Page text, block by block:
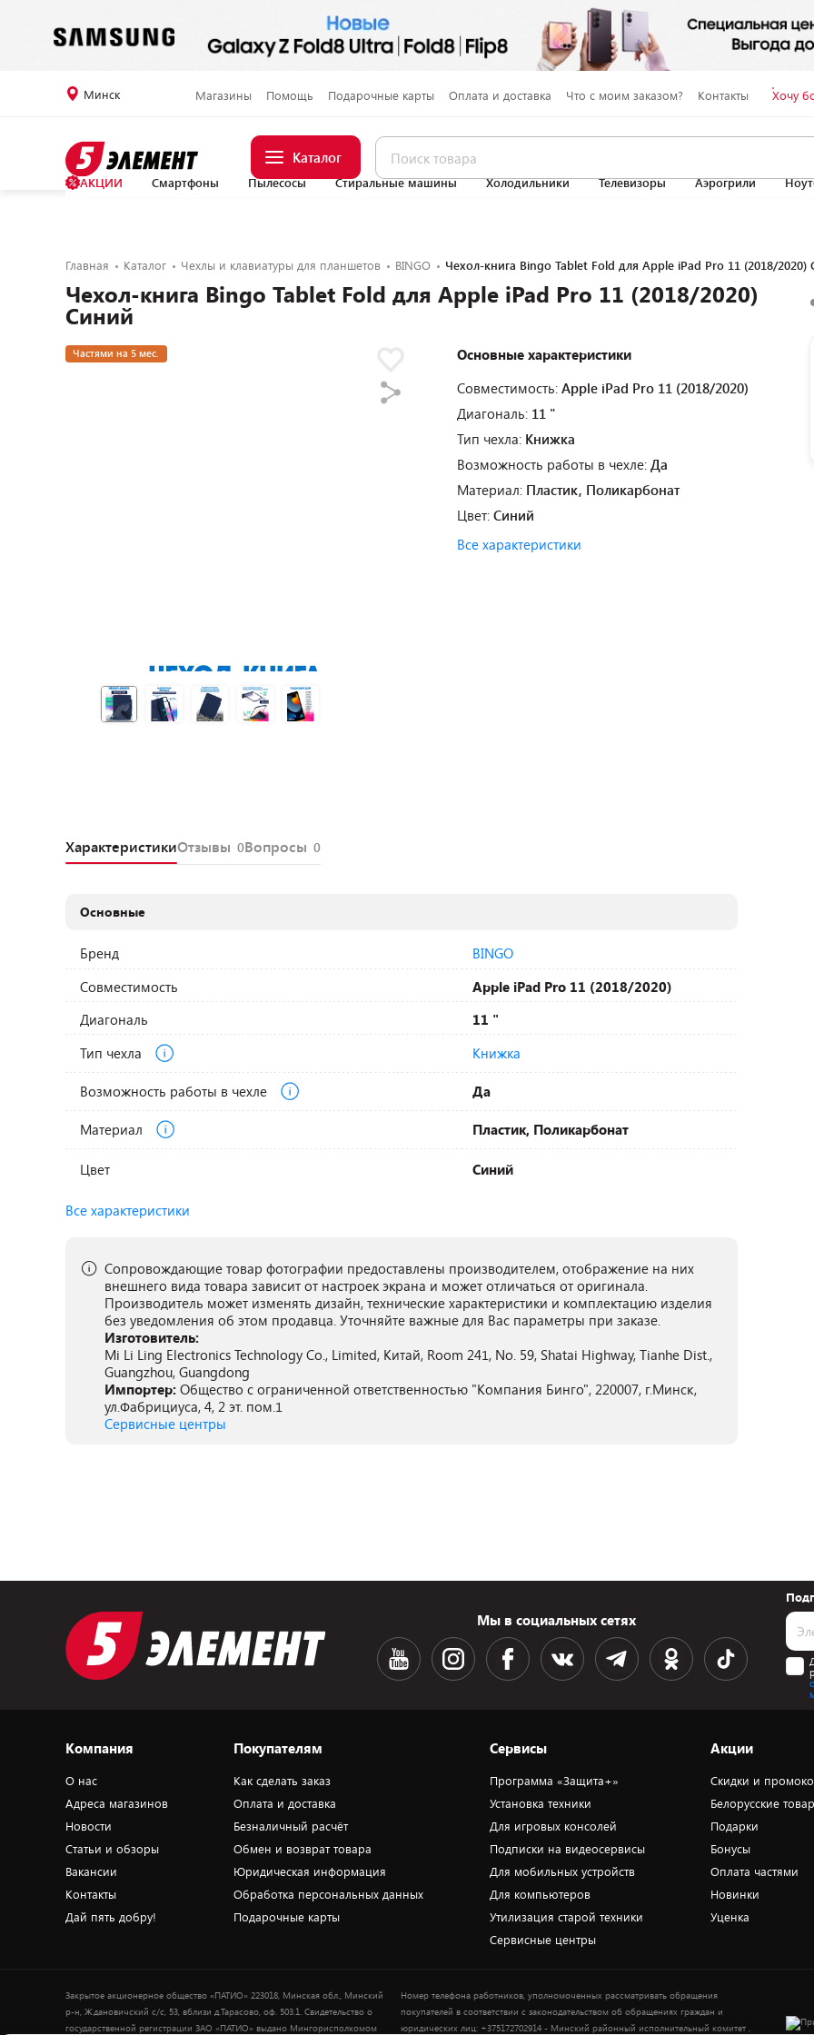
Минск Магазины Помощь Подарочные карты Оплата и доставка Что с моим заказом? Контакты Хочу
Каталог
АКЦИИ Смартфоны Пылесосы Стиральные машины Холодильники Телевизоры Аэрогрили
Главная Каталог Чехлы и клавиатуры для планшетов BINGO Чехол-книга Bingo Tablet Fold для Apple iPad Pro 11 (2018/2020)
Чехол-книга Bingo Tablet Fold для Apple iPad Pro 11 (2018/2020)
Синий
Частями на 5 мес.
Основные характеристики
Совместимость: Apple iPad Pro 11 (2018/2020)
Диагональ: 11 "
Тип чехла: Книжка
Возможность работы в чехле: Да
Материал: Пластик, Поликарбонат
Цвет: Синий
Все характеристики
ХарактеристикиОтзывы 0Вопросы 0
Основные
Бренд
BINGO
Совместимость
Apple iPad Pro 11 (2018/2020)
Диагональ
11 "
Тип чехла
Книжка
Возможность работы в чехле Да
Материал Пластик, Поликарбонат
Цвет Синий
Все характеристики
Сопровождающие товар фотографии предоставлены производителем, отображение на них
внешнего вида товара зависит от настроек экрана и может отличаться от оригинала.
Производитель может изменять дизайн, технические характеристики и комплектацию изделия
без уведомления об этом продавца. Уточняйте важные для Вас параметры при заказе.
Изготовитель:
Mi Li Ling Electronics Technology Co., Limited, Китай, Room 241, No. 59, Shatai Highway, Tianhe Dist.,
Guangzhou, Guangdong
Импортер: Общество с ограниченной ответственностью "Компания Бинго", 220007, г.Минск,
ул.Фабрициуса, 4, 2 эт. пом.1
Сервисные центры
Мы в социальных сетях
Компания
О нас
Адреса магазинов
Новости
Статьи и обзоры
Вакансии
Контакты
Дай пять добру!
Покупателям
Как сделать заказ
Оплата и доставка
Безналичный расчёт
Обмен и возврат товара
Юридическая информация
Обработка персональных данных
Подарочные карты
Сервисы
Программа «Защита+»
Установка техники
Для игровых консолей
Подписки на видеосервисы
Для мобильных устройств
Для компьютеров
Утилизация старой техники
Сервисные центры
Акции
Скидки и
Белорусские
Подарки
Бонусы
Оплата частями
Новинки
Уценка
Закрытое акционерное общество «ПАТИО» 223018, Минская обл., Минский
р-н, Ждановичский с/с, 53, вблизи д.Тарасово, оф. 503.1. Свидетельство о
государственной регистрации ЗАО «ПАТИО» выдано Мингорисполкомом
Номер телефона работников, уполномоченных рассматривать обращения
покупателей в соответствии с законодательством об обращениях граждан и
юридических лиц: +375172702914 - Минский районный исполнительный комитет ,